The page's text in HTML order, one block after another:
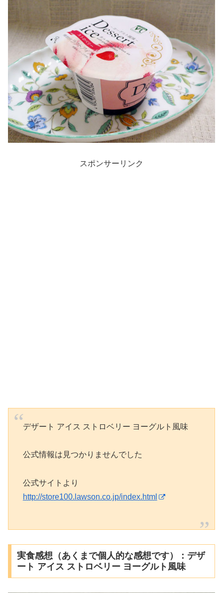
スポンサーリンク
デザート アイス ストロベリー ヨーグルト風味
公式情報は見つかりませんでした
公式サイトより
http://store100.lawson.co.jp/index.html
実食感想（あくまで個人的な感想です）：デザ
ート アイス ストロベリー ヨーグルト風味